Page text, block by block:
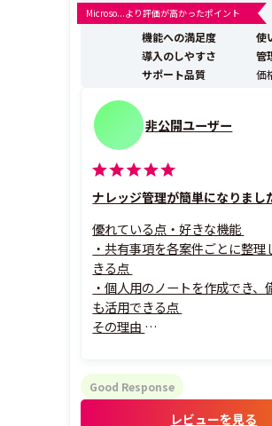
で、知りたいが数秒で見つかる。 添付
で全文検索し、属人化を解消します。
以上・継続率99％超、大手・金融機関...
Microso...より評価が高かったポイント
機能への満足度
使
導入のしやすさ
管
サポート品質
価
非公開ユーザー
ナレッジ管理が簡単になりまし
優れている点・好きな機能
・共有事項を各案件ごとに整理
きる点
・個人用のノートを作成でき、
も活用できる点
その理由
ことで、情報を風化させること
ます。
Good Response
レビューを見る